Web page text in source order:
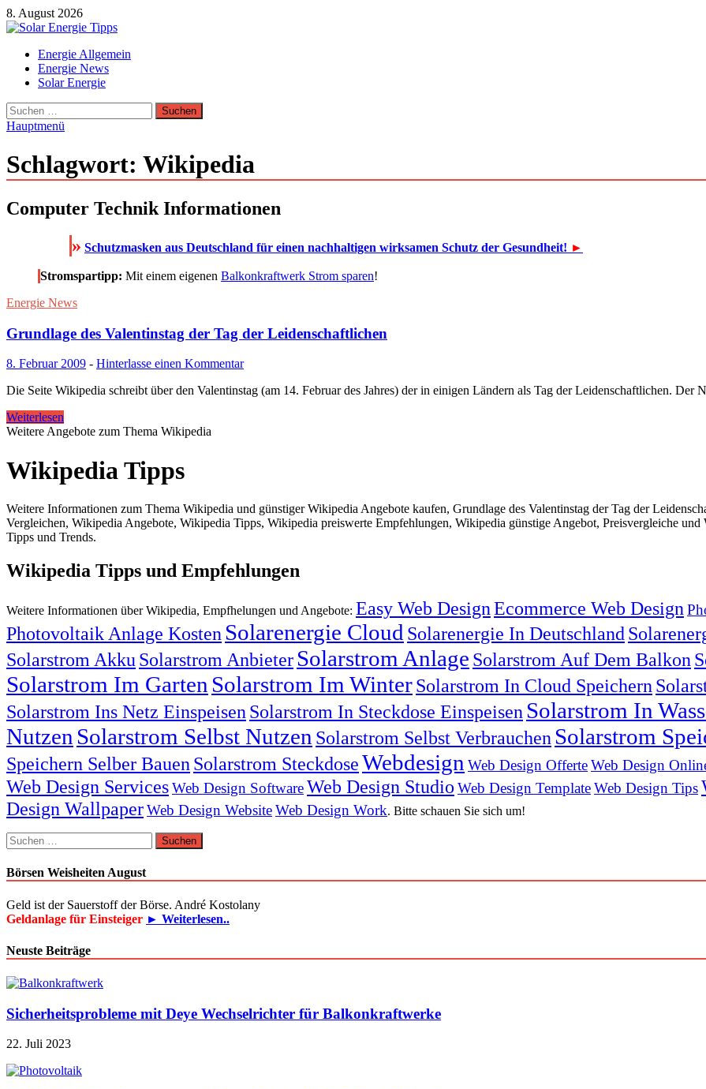
Zum
Inhalt
8. August 2026
Solar Energie Tipps
Solar Energie und Photovoltaik Informationen und Tipps
Energie Allgemein
Energie News
Solar Energie
Suchen
nach:
Hauptmenü
Schlagwort: Wikipedia
Computer Technik Informationen
» Schutzmasken aus Deutschland für einen nachhaltigen wirksamen Schutz der Gesundheit! ►
Stromspartipp: Mit einem eigenen Balkonkraftwerk Strom sparen!
Energie News
Grundlage des Valentinstag der Tag der Leidenschaftlichen
8. Februar 2009 - Hinterlasse einen Kommentar
Die Seite Wikipedia schreibt über den Valentinstag (am 14. Februar des Jahres) der in einigen Ländern als Tag der Leidenschaftlichen. Der
Weiterlesen
Weitere Angebote zum Thema Wikipedia
Wikipedia Tipps
Weitere Informationen zum Thema Wikipedia und günstiger Wikipedia Angebote kaufen, Grundlage des Valentinstag der Tag der
Vergleichen, Wikipedia Angebote, Wikipedia Tipps, Wikipedia preiswerte Empfehlungen, Wikipedia günstige Angebot, Preisvergleiche
Tipps und Trends.
Wikipedia Tipps und Empfehlungen
Weitere Informationen über Wikipedia, Empfhelungen und Angebote: Easy Web DesignEcommerce Web Design
Photovoltaik Anlage Kosten Solarenergie Cloud Solarenergie In Deutschland
Solarstrom Akku Solarstrom Anbieter Solarstrom Anlage Solarstrom Auf Dem Balkon
Solarstrom Im Garten Solarstrom Im WinterSolarstrom In Cloud Speichern
Solarstrom Ins Netz Einspeisen Solarstrom In Steckdose Einspeisen Solarstrom In
Nutzen Solarstrom Selbst Nutzen Solarstrom Selbst Verbrauchen Solarstrom
Speichern Selber Bauen Solarstrom SteckdoseWebdesign Web Design OfferteWeb Design
Web Design ServicesWeb Design SoftwareWeb Design Studio Web Design TemplateWeb Design Tips
Design WallpaperWeb Design WebsiteWeb Design Work. Bitte schauen Sie sich um!
Suchen
nach:
Börsen Weisheiten August
Geld ist der Sauerstoff der Börse. André Kostolany
Geldanlage für Einsteiger ► Weiterlesen..
Neuste Beiträge
Sicherheitsprobleme mit Deye Wechselrichter für Balkonkraftwerke
22. Juli 2023